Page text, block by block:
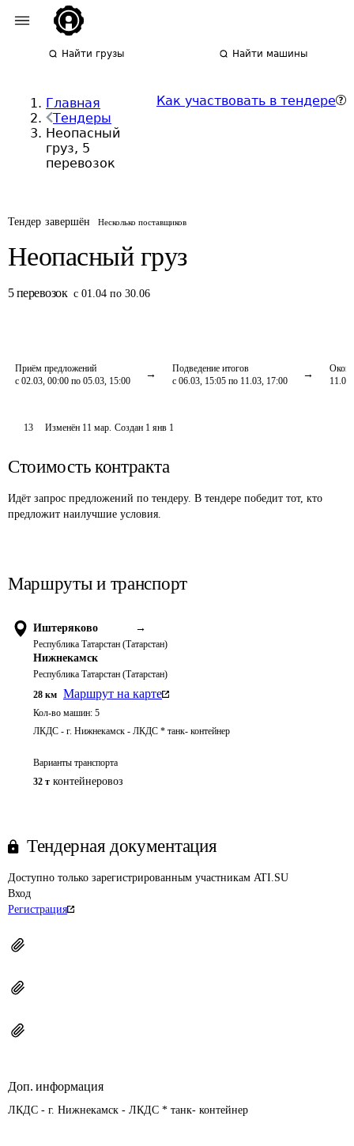
Найти грузы Найти машины
Главная
Тендеры
Неопасный
груз, 5
перевозок
Как участвовать в тендере
Тендер завершён Несколько поставщиков
Неопасный груз
5 перевозок с 01.04 по 30.06
Приём предложений
с 02.03, 00:00 по 05.03, 15:00
Подведение итогов
с 06.03, 15:05 по 11.03, 17:00
13 Изменён 11 мар. Создан 1 янв 1
Стоимость контракта
Идёт запрос предложений по тендеру. В тендере победит тот, кто
предложит наилучшие условия.
Маршруты и транспорт
Иштеряково →
Республика Татарстан (Татарстан)
Нижнекамск
Республика Татарстан (Татарстан)
28 км Маршрут на карте
Кол-во машин: 5
ЛКДС - г. Нижнекамск - ЛКДС * танк- контейнер
Варианты транспорта
32 т контейнеровоз
Тендерная документация
Доступно только зарегистрированным участникам ATI.SU
Вход
Регистрация
Доп. информация
ЛКДС - г. Нижнекамск - ЛКДС * танк- контейнер